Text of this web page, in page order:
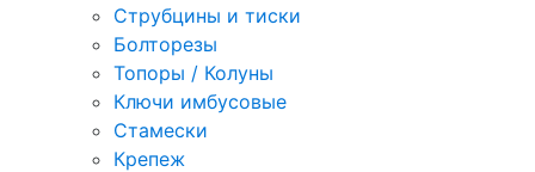
Струбцины и тиски
Болторезы
Топоры / Колуны
Ключи имбусовые
Стамески
Крепеж